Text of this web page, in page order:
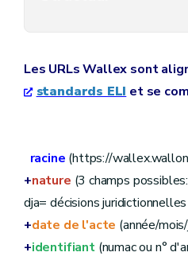
Les URLs Wallex sont
standards ELI et se
racine (https://
+nature (3 champs
dja= décisions
+date de l'acte (année/
+identifiant (numac ou n°